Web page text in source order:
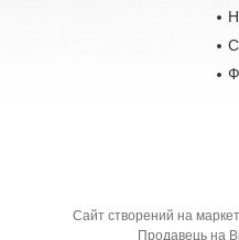
Сайт створений на
Продавець на